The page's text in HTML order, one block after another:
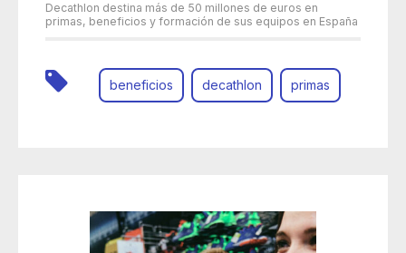
Decathlon destina más de 50 millones de euros en
primas, beneficios y formación de sus equipos en España
beneficios decathlon primas